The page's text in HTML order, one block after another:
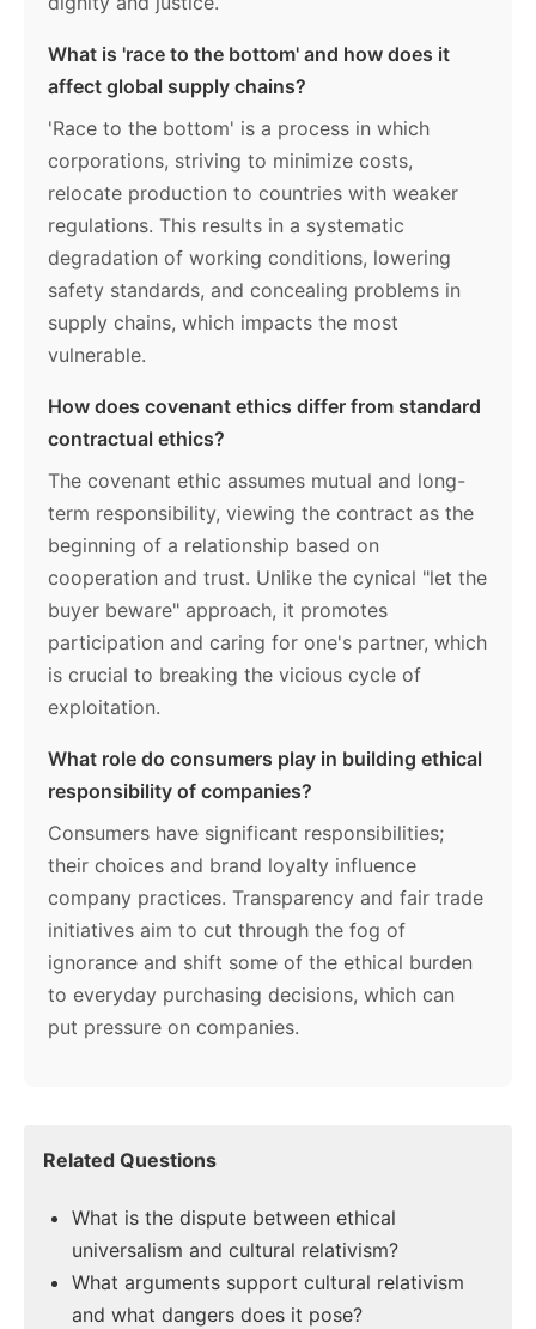
What is 'race to the bottom' and how does it
affect global supply chains?
'Race to the bottom' is a process in which
corporations, striving to minimize costs,
relocate production to countries with weaker
regulations. This results in a systematic
degradation of working conditions, lowering
safety standards, and concealing problems in
supply chains, which impacts the most
vulnerable.
How does covenant ethics differ from standard
contractual ethics?
The covenant ethic assumes mutual and long-
term responsibility, viewing the contract as the
beginning of a relationship based on
cooperation and trust. Unlike the cynical "let the
buyer beware" approach, it promotes
participation and caring for one's partner, which
is crucial to breaking the vicious cycle of
exploitation.
What role do consumers play in building ethical
responsibility of companies?
Consumers have significant responsibilities;
their choices and brand loyalty influence
company practices. Transparency and fair trade
initiatives aim to cut through the fog of
ignorance and shift some of the ethical burden
to everyday purchasing decisions, which can
put pressure on companies.
Related Questions
What is the dispute between ethical
universalism and cultural relativism?
What arguments support cultural relativism
and what dangers does it pose?